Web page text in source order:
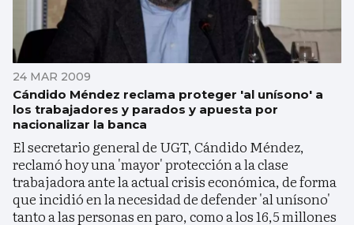
24 MAR 2009
Cándido Méndez reclama proteger 'al unísono' a
los trabajadores y parados y apuesta por
nacionalizar la banca
El secretario general de UGT, Cándido Méndez,
reclamó hoy una 'mayor' protección a la clase
trabajadora ante la actual crisis económica, de forma
que incidió en la necesidad de defender 'al unísono'
tanto a las personas en paro, como a los 16,5 millones